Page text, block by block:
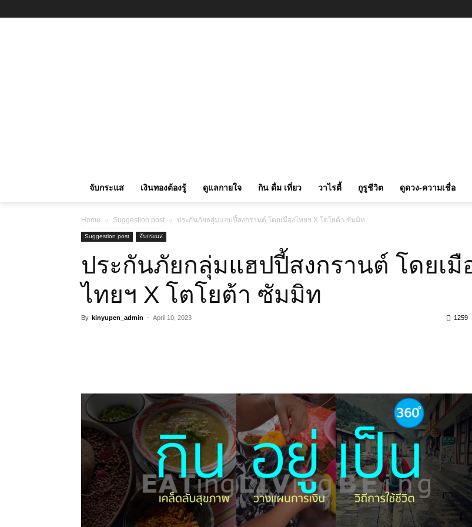
จับกระแส เงินทองต้องรู้ ดูแลกายใจ กิน ดื่ม เที่ยว วาไรตี้ กูรูชีวิต ดูดวง-ความเชื่อ
Home Suggestion post ประกันภัยกลุ่มแฮปปี้สงกรานต์ โดยเมืองไทยฯ X โตโยต้า ซัมมิท
Suggestion post จับกระแส
ประกันภัยกลุ่มแฮปปี้สงกรานต์ โดยเมือง
ไทยฯ X โตโยต้า ซัมมิท
By kinyupen_admin - April 10, 2023 1259